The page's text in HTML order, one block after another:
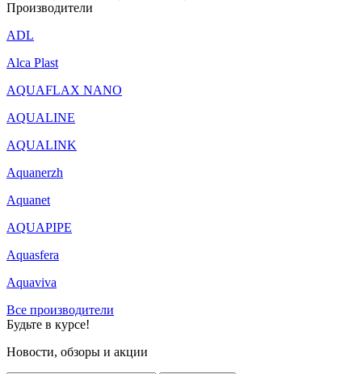
Производители
ADL
Alca Plast
AQUAFLAX NANO
AQUALINE
AQUALINK
Aquanerzh
Aquanet
AQUAPIPE
Aquasfera
Aquaviva
Все производители
Будьте в курсе!
Новости, обзоры и акции